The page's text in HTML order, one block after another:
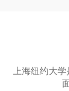
上海纽约大